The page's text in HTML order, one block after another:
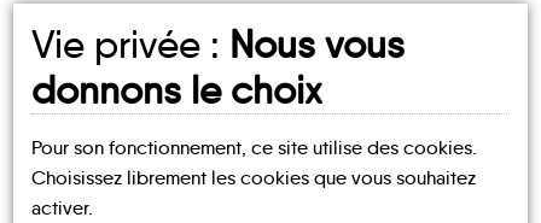
J'adhère
à Rezo Pouce
en 2 minutes
Vie privée : Nous vous
donnons le choix
Pour son fonctionnement, ce site utilise des cookies.
Choisissez librement les cookies que vous souhaitez
activer.